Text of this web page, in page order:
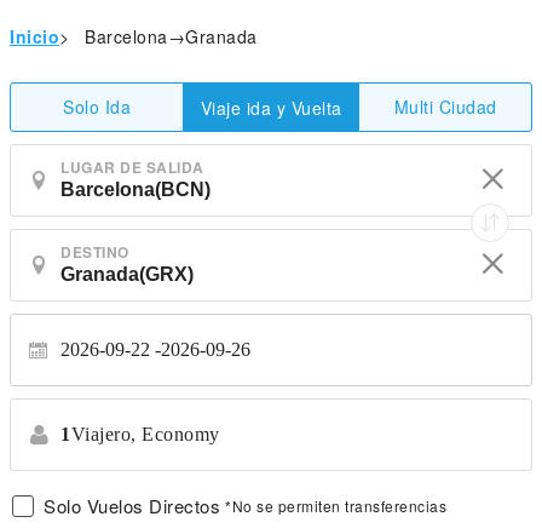
Inicio> Barcelona→Granada
Solo Ida Viaje ida y Vuelta Multi Ciudad
LUGAR DE SALIDA
DESTINO
2026-09-22 2026-09-26
1Viajero, Economy
Solo Vuelos Directos *No se permiten transferencias